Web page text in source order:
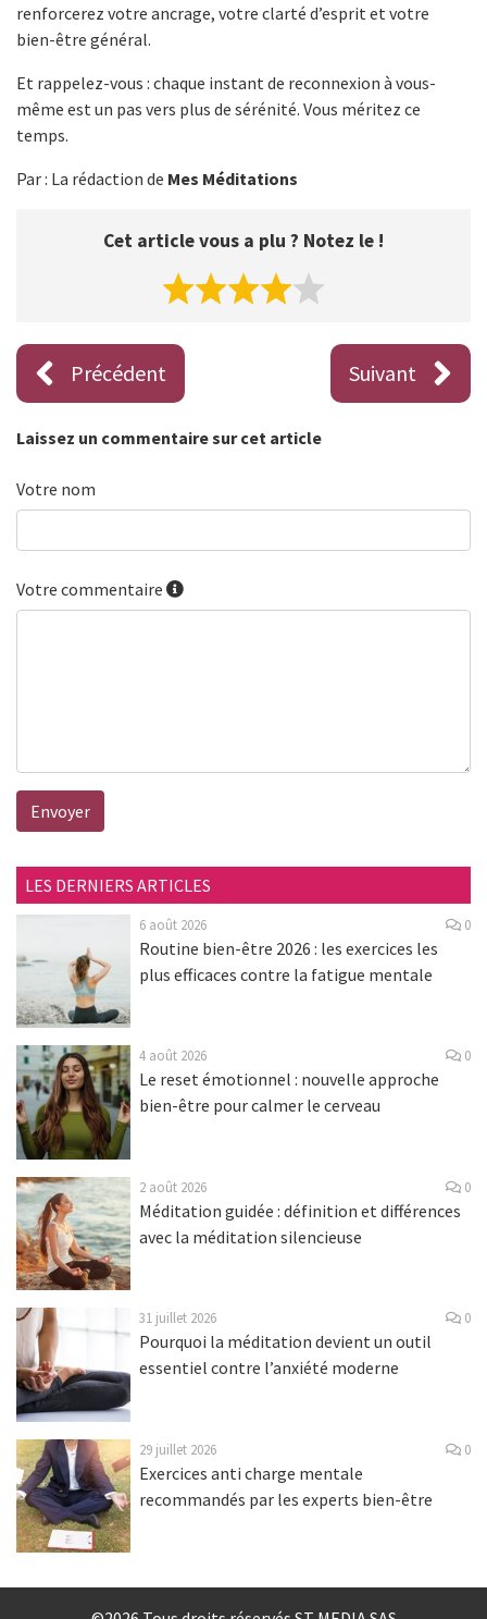
renforcerez votre ancrage, votre clarté d’esprit et votre
bien-être général.
Et rappelez-vous : chaque instant de reconnexion à vous-
même est un pas vers plus de sérénité. Vous méritez ce
temps.
Par : La rédaction de Mes Méditations
Cet article vous a plu ? Notez le !
Précédent Suivant
Laissez un commentaire sur cet article
Votre nom
Votre commentaire
Envoyer
LES DERNIERS ARTICLES
6 août 2026 0
Routine bien-être 2026 : les exercices les
plus efficaces contre la fatigue mentale
4 août 2026 0
Le reset émotionnel : nouvelle approche
bien-être pour calmer le cerveau
2 août 2026 0
Méditation guidée : définition et différences
avec la méditation silencieuse
31 juillet 2026 0
Pourquoi la méditation devient un outil
essentiel contre l’anxiété moderne
29 juillet 2026 0
Exercices anti charge mentale
recommandés par les experts bien-être